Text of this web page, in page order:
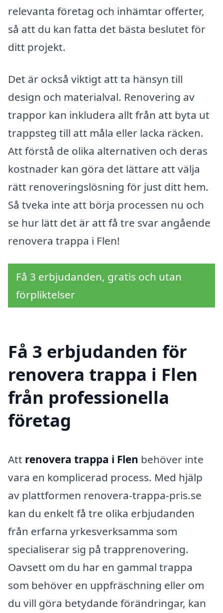
relevanta företag och inhämtar offerter,
så att du kan fatta det bästa beslutet för
ditt projekt.
Det är också viktigt att ta hänsyn till
design och materialval. Renovering av
trappor kan inkludera allt från att byta ut
trappsteg till att måla eller lacka räcken.
Att förstå de olika alternativen och deras
kostnader kan göra det lättare att välja
rätt renoveringslösning för just ditt hem.
Så tveka inte att börja processen nu och
se hur lätt det är att få tre svar angående
renovera trappa i Flen!
Få 3 erbjudanden, gratis och utan
förpliktelser
Få 3 erbjudanden för
renovera trappa i Flen
från professionella
företag
Att renovera trappa i Flen behöver inte
vara en komplicerad process. Med hjälp
av plattformen renovera-trappa-pris.se
kan du enkelt få tre olika erbjudanden
från erfarna yrkesverksamma som
specialiserar sig på trapprenovering.
Oavsett om du har en gammal trappa
som behöver en uppfräschning eller om
du vill göra betydande förändringar, kan